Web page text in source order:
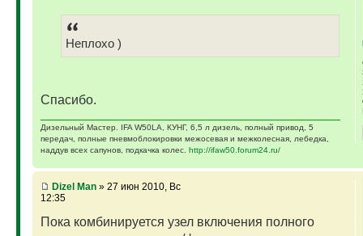
Неплохо )
Спасибо.
Дизельный Мастер. IFA W50LA, КУНГ, 6,5 л дизель, полный привод, 5
передач, полные пневмоблокировки межосевая и межколесная, лебедка,
наддув всех сапунов, подкачка колес. http://ifaw50.forum24.ru/
Dizel Man» 27 июн 2010, Вс
12:35
Пока комбинируется узел включения полного